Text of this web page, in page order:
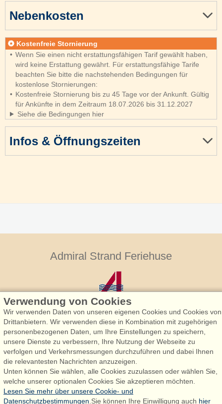
Infos & Öffnungszeiten
Nebenkosten
Kostenfreie Stornierung
Wenn Sie einen nicht erstattungsfähigen Tarif gewählt haben,
wird keine Erstattung gewährt. Für erstattungsfähige Tarife
beachten Sie bitte die nachstehenden Bedingungen für
kostenlose Stornierungen:
Kostenfreie Stornierung bis zu 45 Tage vor der Ankunft. Gültig
für Ankünfte in dem Zeitraum 18.07.2026 bis 31.12.2027
Siehe die Bedingungen hier
Admiral Strand Feriehuse
Admiral Strand Feriehuse, Lønne
Houstrupvej 170, Lønne
6830 Nørre Nebel
booking@admiralstrand.com
+45 70 60 87 78
Verwendung von Cookies
Wir verwenden Daten von unseren eigenen Cookies und Cookies von
Drittanbietern. Wir verwenden diese in Kombination mit zugehörigen
personenbezogenen Daten, um Ihre Einstellungen zu speichern,
unsere Dienste zu verbessern, Ihre Nutzung der Webseite zu
verfolgen und Verkehrsmessungen durchzuführen und dabei Ihnen
die relevantesten Nachrichten anzuzeigen.
Unten können Sie wählen, alle Cookies zuzulassen oder wählen Sie,
welche unserer optionalen Cookies Sie akzeptieren möchten.
Lesen Sie mehr über unsere Cookie- und
Datenschutzbestimmungen .Sie können Ihre Einwilligung auch hier